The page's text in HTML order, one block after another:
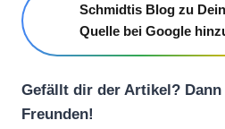
Schmidtis Blog zu
Quelle bei Google
Gefällt dir der Artikel?
Freunden!